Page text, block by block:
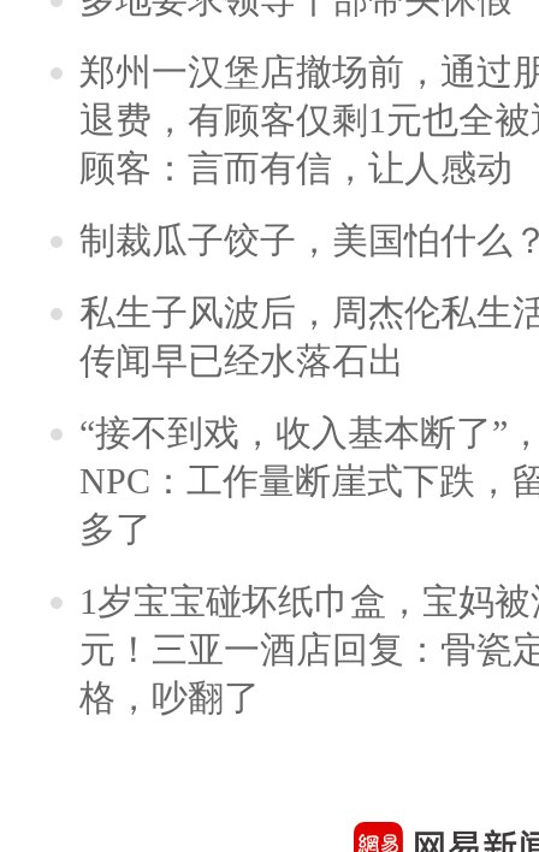
郑州一汉堡店撤场前，通过
退费，有顾客仅剩1元也全
顾客：言而有信，让人感动
制裁瓜子饺子，美国怕什么
私生子风波后，周杰伦私生
传闻早已经水落石出
“接不到戏，收入基本断了”
NPC：工作量断崖式下跌，
多了
1岁宝宝碰坏纸巾盒，宝妈
元！三亚一酒店回复：骨瓷
格，吵翻了